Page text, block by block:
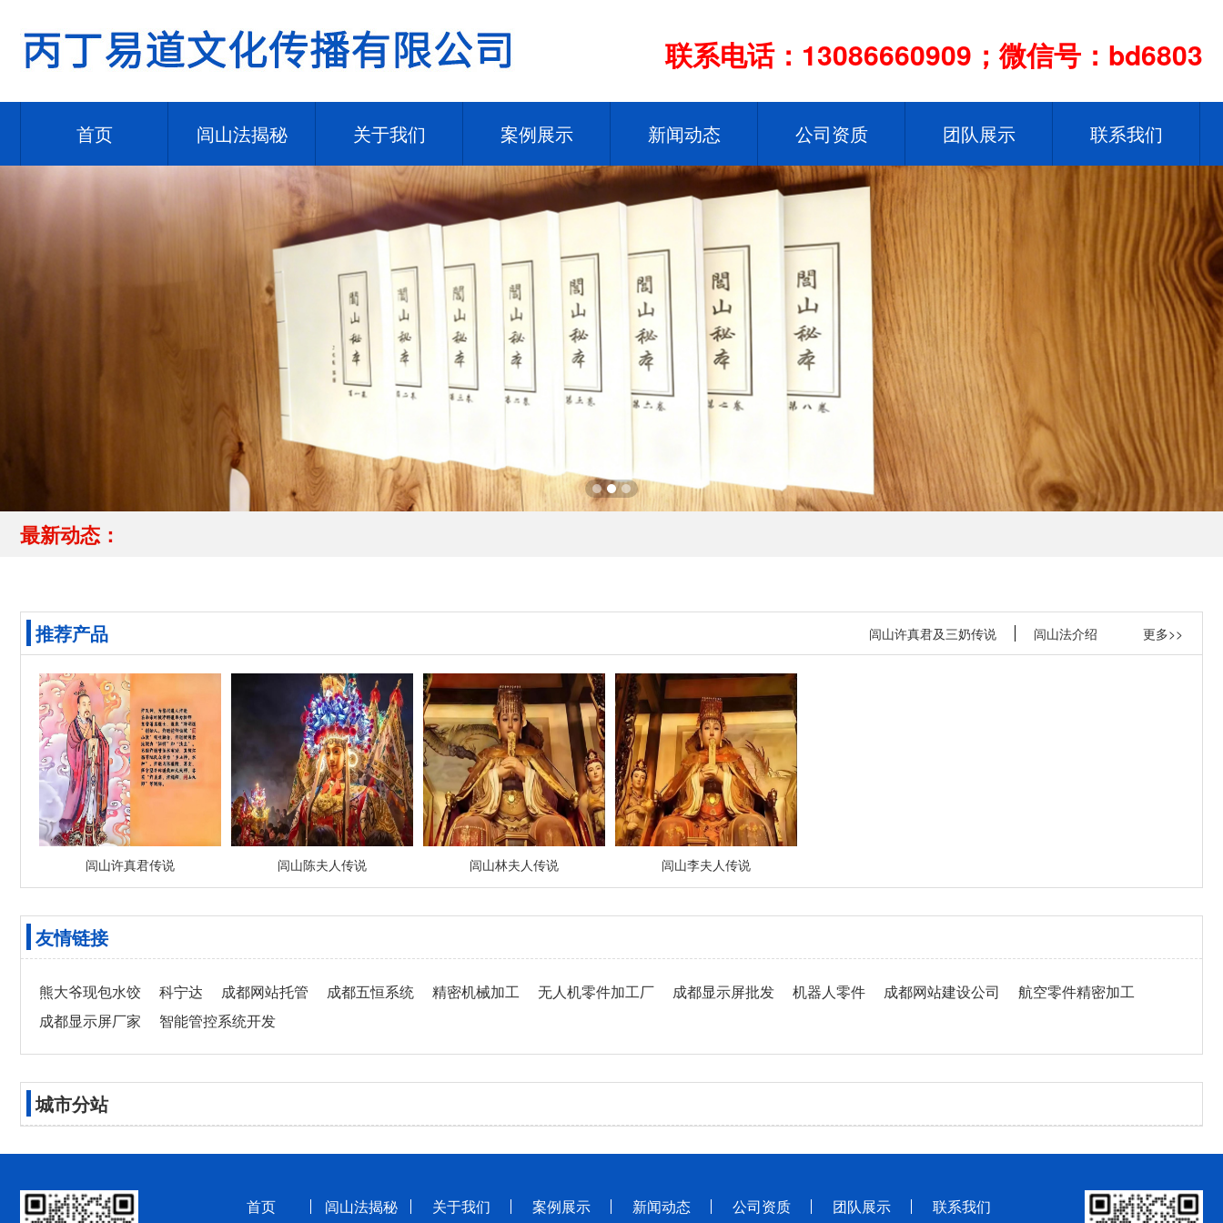
联系电话：13086660909；微信号：bd6803
首页 闾山法揭秘 关于我们 案例展示 新闻动态 公司资质 团队展示 联系我们
最新动态：
推荐产品 更多>>
闾山许真君及三奶传说 闾山法介绍
闾山许真君传说 闾山陈夫人传说 闾山林夫人传说 闾山李夫人传说
友情链接
熊大爷现包水饺 科宁达 成都网站托管 成都五恒系统 精密机械加工 无人机零件加工厂 成都显示屏批发 机器人零件 成都网站建设公司
航空零件精密加工
成都显示屏厂家
智能管控系统开发
城市分站
首页 闾山法揭秘 关于我们 案例展示 新闻动态 公司资质 团队展示 联系我们